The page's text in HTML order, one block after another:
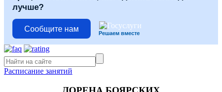
лучше?
Сообщите нам Решаем вместе
Расписание занятий